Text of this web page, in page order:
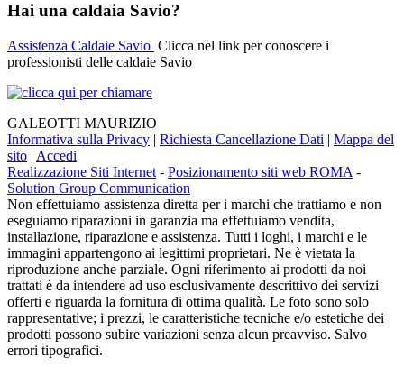
Hai una caldaia Savio?
Assistenza Caldaie Savio Clicca nel link per conoscere i
professionisti delle caldaie Savio
GALEOTTI MAURIZIO
Informativa sulla Privacy | Richiesta Cancellazione Dati | Mappa del
sito | Accedi
Realizzazione Siti Internet - Posizionamento siti web ROMA -
Solution Group Communication
Non effettuiamo assistenza diretta per i marchi che trattiamo e non
eseguiamo riparazioni in garanzia ma effettuiamo vendita,
installazione, riparazione e assistenza. Tutti i loghi, i marchi e le
immagini appartengono ai legittimi proprietari. Ne è vietata la
riproduzione anche parziale. Ogni riferimento ai prodotti da noi
trattati è da intendere ad uso esclusivamente descrittivo dei servizi
offerti e riguarda la fornitura di ottima qualità. Le foto sono solo
rappresentative; i prezzi, le caratteristiche tecniche e/o estetiche dei
prodotti possono subire variazioni senza alcun preavviso. Salvo
errori tipografici.